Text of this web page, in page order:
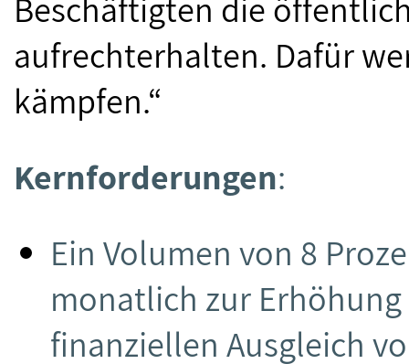
aufrechterhalten. Dafür
kämpfen.“
Kernforderungen:
Ein Volumen von 8
monatlich zur
finanziellen Ausgleich